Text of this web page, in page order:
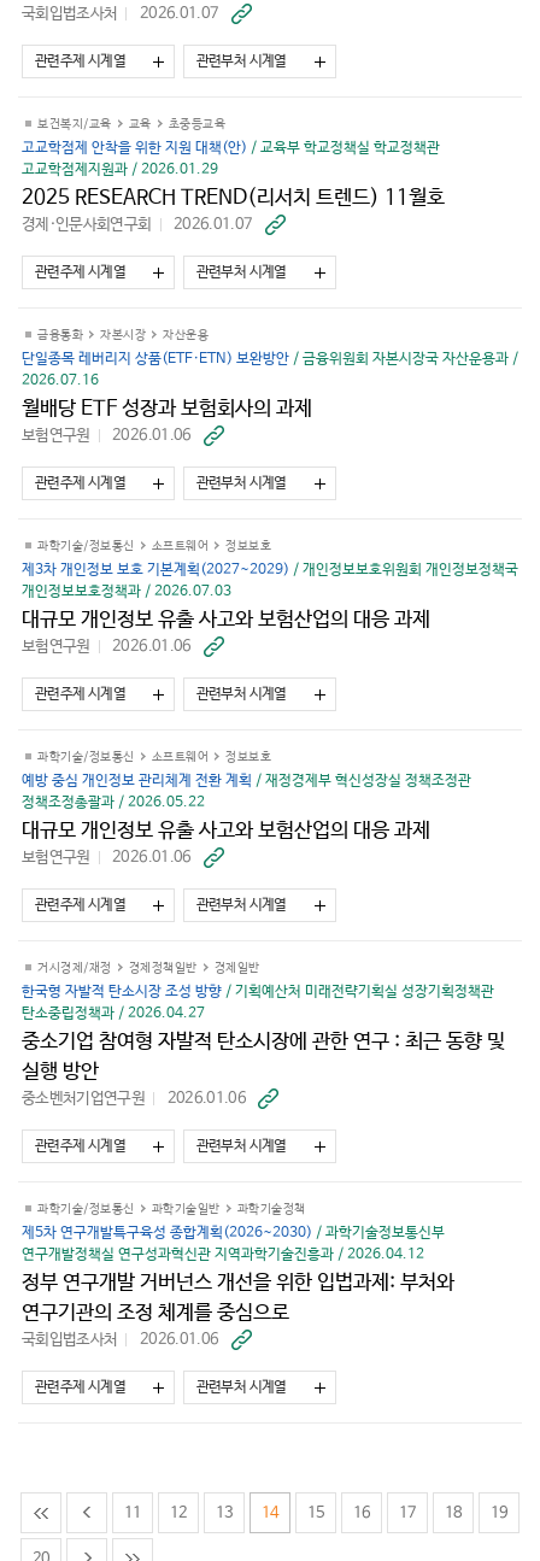
국회입법조사처 2026.01.07
바
가
기
관련주제 시계열 관련부처 시계열
보건복지/교육 교육 초중등교육
고교학점제 안착을 위한 지원 대책(안) / 교육부 학교정책실 학교정책관
고교학점제지원과 / 2026.01.29
2025 RESEARCH TREND(리서치 트렌드) 11월호
경제·인문사회연구회 2026.01.07
바
가
기
관련주제 시계열 관련부처 시계열
금융통화 자본시장 자산운용
단일종목 레버리지 상품(ETF·ETN) 보완방안 / 금융위원회 자본시장국 자산운용과 /
2026.07.16
월배당 ETF 성장과 보험회사의 과제
보험연구원 2026.01.06
바
가
기
관련주제 시계열 관련부처 시계열
과학기술/정보통신 소프트웨어 정보보호
제3차 개인정보 보호 기본계획(2027~2029) / 개인정보보호위원회 개인정보정책국
개인정보보호정책과 / 2026.07.03
대규모 개인정보 유출 사고와 보험산업의 대응 과제
보험연구원 2026.01.06
바
가
기
관련주제 시계열 관련부처 시계열
과학기술/정보통신 소프트웨어 정보보호
예방 중심 개인정보 관리체계 전환 계획 / 재정경제부 혁신성장실 정책조정관
정책조정총괄과 / 2026.05.22
대규모 개인정보 유출 사고와 보험산업의 대응 과제
보험연구원 2026.01.06
바
가
기
관련주제 시계열 관련부처 시계열
거시경제/재정 경제정책일반 경제일반
한국형 자발적 탄소시장 조성 방향 / 기획예산처 미래전략기획실 성장기획정책관
탄소중립정책과 / 2026.04.27
중소기업 참여형 자발적 탄소시장에 관한 연구 : 최근 동향 및
실행 방안
중소벤처기업연구원 2026.01.06
바
가
기
관련주제 시계열 관련부처 시계열
과학기술/정보통신 과학기술일반 과학기술정책
제5차 연구개발특구육성 종합계획(2026~2030) / 과학기술정보통신부
연구개발정책실 연구성과혁신관 지역과학기술진흥과 / 2026.04.12
정부 연구개발 거버넌스 개선을 위한 입법과제: 부처와
연구기관의 조정 체계를 중심으로
국회입법조사처 2026.01.06
바
가
기
관련주제 시계열 관련부처 시계열
11 12 13 14 15 16 17 18 19